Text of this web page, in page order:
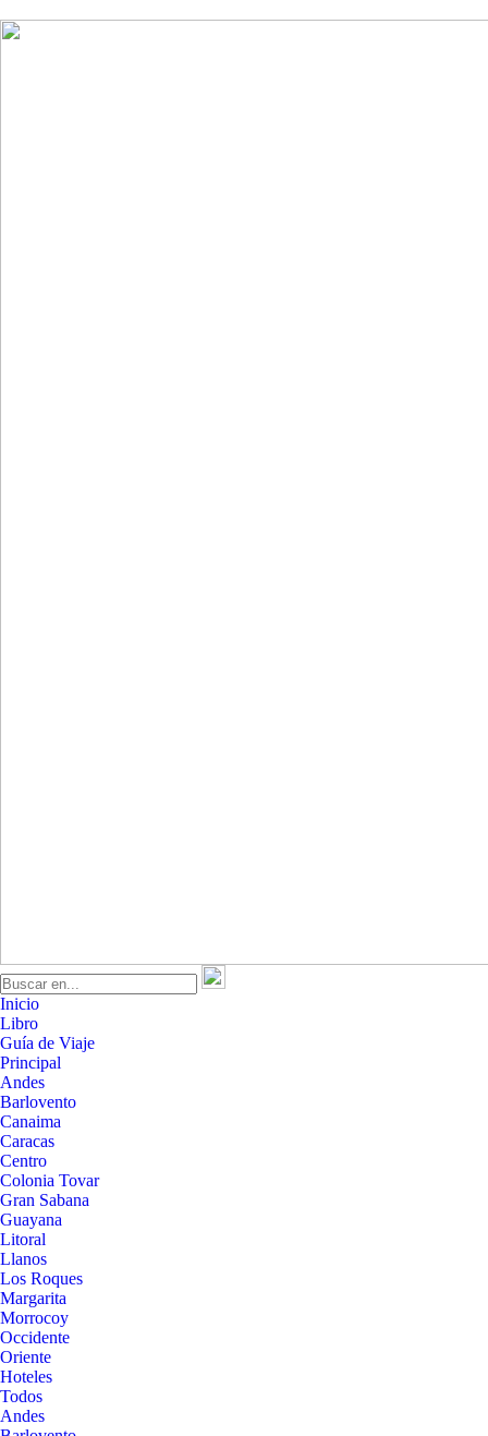
Inicio
Libro
Guía de Viaje
Principal
Andes
Barlovento
Canaima
Caracas
Centro
Colonia Tovar
Gran Sabana
Guayana
Litoral
Llanos
Los Roques
Margarita
Morrocoy
Occidente
Oriente
Hoteles
Todos
Andes